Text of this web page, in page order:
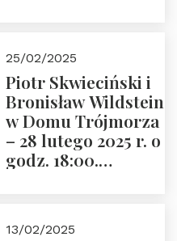
2025 r. godz. 17:30,
DAW ul. Miodowa
17/19
25/02/2025
Piotr Skwieciński i
Bronisław Wildstein
w Domu Trójmorza
– 28 lutego 2025 r. o
godz. 18:00.
13/02/2025